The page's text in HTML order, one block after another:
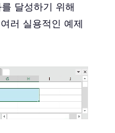
달성하기 위해
러 실용적인 예제